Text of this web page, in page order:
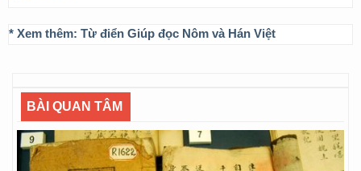
* Xem thêm: Từ điển Giúp đọc Nôm và Hán Việt
BÀI QUAN TÂM